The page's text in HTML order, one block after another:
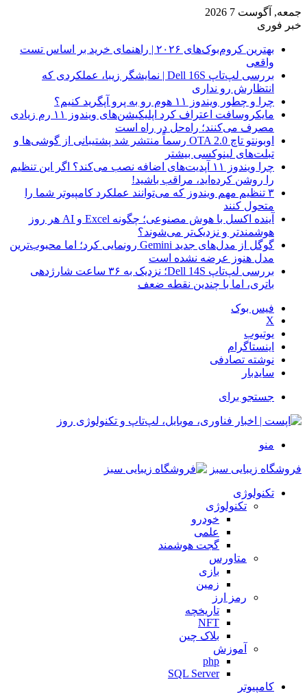
جمعه, آگوست 7 2026
خبر فوری
بهترین کروم‌بوک‌های ۲۰۲۶ | راهنمای خرید بر اساس تست
واقعی
بررسی لپ‌تاپ Dell 16S | نمایشگر زیبا، عملکردی که
انتظارش رو نداری
چرا و چطور ویندوز ۱۱ هوم رو به پرو آپگرید کنیم؟
مایکروسافت اعتراف کرد اپلیکیشن‌های ویندوز ۱۱ رم زیادی
مصرف می‌کنند؛ راه‌حل در راه است
اوبونتو تاچ OTA 2.0 رسماً منتشر شد پشتیبانی از گوشی‌ها و
تبلت‌های لینوکسی بیشتر
چرا ویندوز ۱۱ آپدیت‌های اضافه نصب می‌کند؟ اگر این تنظیم
را روشن کرده‌اید، مراقب باشید!
۳ تنظیم مهم ویندوز که می‌توانند عملکرد کامپیوتر شما را
متحول کنند
آینده اکسل با هوش مصنوعی؛ چگونه Excel و AI هر روز
هوشمندتر و نزدیک‌تر می‌شوند؟
گوگل از مدل‌های جدید Gemini رونمایی کرد؛ اما محبوب‌ترین
مدل هنوز عرضه نشده است
بررسی لپ‌تاپ Dell 14S؛ نزدیک به ۳۶ ساعت شارژدهی
باتری، اما با چندین نقطه ضعف
فیس بوک
X
یوتیوب
اینستاگرام
نوشته تصادفی
سایدبار
جستجو برای
منو
فروشگاه زیبایی سبز
تکنولوژی
تکنولوژی
خودرو
علمی
گجت هوشمند
متاورس
بازی
زمین
رمز ارز
تاریخچه
NFT
بلاک چین
آموزش
php
SQL Server
کامپیوتر